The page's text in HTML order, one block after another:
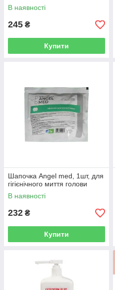
В наявності
245 ₴
Купити
Шапочка Angel med, 1шт, для
гігієнічного миття голови
В наявності
232 ₴
Купити